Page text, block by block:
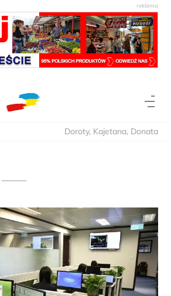
Doroty, Kajetana, Donata